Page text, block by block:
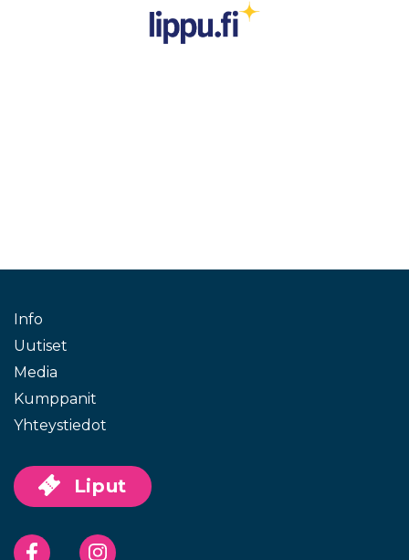
Info
Uutiset
Media
Kumppanit
Yhteystiedot
Liput
FacebookInstagram